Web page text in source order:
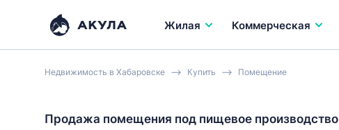
Жилая Коммерческая
Недвижимость в Хабаровске Купить Помещение
Продажа помещения под пищевое производство